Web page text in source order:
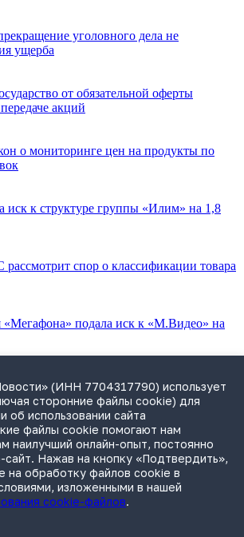
уголовного дела не
ущерба
от обязательной оферты
акций
о мониторинге цен на продукты по
иск к структуре группы «Илим» на 1,8
спор о классификации товара
«Мегафона» подала иск к «М.Видео» на
патента на систему управления
возражений «Яндекса»
иски российской «дочки»
(ИНН 7704317790) использует
сторонние файлы cookie) для
об использовании сайта
файлы cookie помогают нам
наилучший онлайн-опыт, постоянно
сайт. Нажав на кнопку «Подтвердить»,
на обработку файлов cookie в
изложенными в нашей
cookie-файлов.